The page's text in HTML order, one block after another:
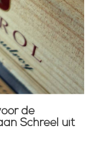
de
Schreel uit